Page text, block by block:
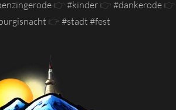
👉 #kinder👉 #dankerode👉
👉 #stadt #fest